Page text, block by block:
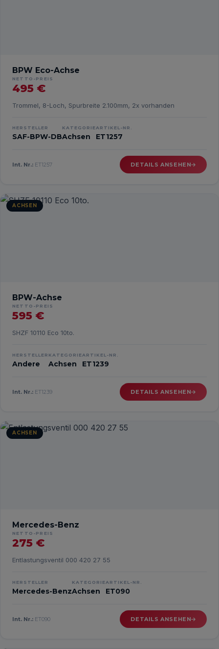
BPW Eco-Achse
NETTO-PREIS
495 €
Trommel, 8-Loch, Spurbreite 2.100mm, 2x vorhanden
HERSTELLER
SAF-BPW-DB
KATEGORIE
Achsen
ARTIKEL-NR.
ET1257
Int. Nr.: ET1257 DETAILS ANSEHEN
ACHSEN
BPW-Achse
NETTO-PREIS
595 €
SHZF 10110 Eco 10to.
HERSTELLER
Andere
KATEGORIE
Achsen
ARTIKEL-NR.
ET1239
Int. Nr.: ET1239 DETAILS ANSEHEN
ACHSEN
Mercedes-Benz
NETTO-PREIS
275 €
Entlastungsventil 000 420 27 55
HERSTELLER
Mercedes-Benz
KATEGORIE
Achsen
ARTIKEL-NR.
ET090
Int. Nr.: ET090 DETAILS ANSEHEN